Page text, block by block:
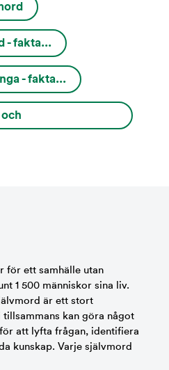
- fakta...
- fakta...
för ett samhälle utan
1 500 människor sina liv.
är ett stort
kan göra något
att lyfta frågan, identifiera
kunskap. Varje självmord